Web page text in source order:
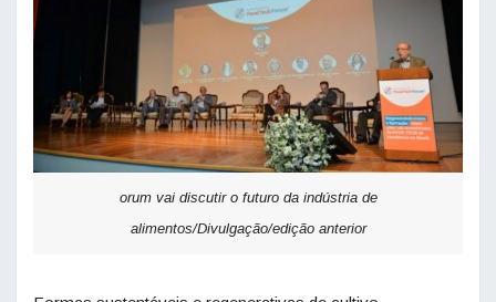
orum vai discutir o futuro da indústria de
alimentos/Divulgação/edição anterior